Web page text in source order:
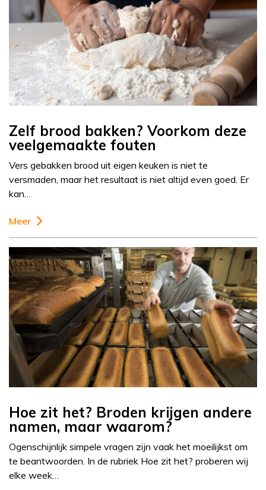
Zelf brood bakken? Voorkom deze
veelgemaakte fouten
Vers gebakken brood uit eigen keuken is niet te
versmaden, maar het resultaat is niet altijd even goed. Er
kan…
Meer
Hoe zit het? Broden krijgen andere
namen, maar waarom?
Ogenschijnlijk simpele vragen zijn vaak het moeilijkst om
te beantwoorden. In de rubriek Hoe zit het? proberen wij
elke week…